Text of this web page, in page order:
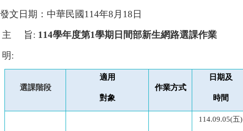
發文日期：中華民國114年8月18日
主 旨: 114學年度第1學期日間部新生網路選課作業
:
選課階段
適用
對象
作業方式
日期及
時間
114.09.05(五)